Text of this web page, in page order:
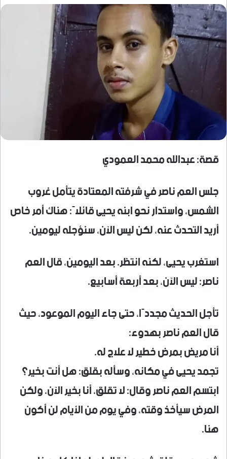
قصة: عبدالله محمد العمودي
جلس العم ناصر في شرفته المعتادة يتأمل غروب
الشمس، واستدار نحو ابنه يحيى قائلاً: هناك أمر خاص
أريد التحدث عنه، لكن ليس الآن، سنؤجله ليومين.
استغرب يحيى، لكنه انتظر. بعد اليومين، قال العم
ناصر: ليس الآن، بعد أربعة أسابيع.
تأجل الحديث مجددًا، حتى جاء اليوم الموعود، حيث
قال العم ناصر بهدوء:
أنا مريض بمرض خطير لا علاج له.
تجمد يحيى في مكانه، وسأله بقلق: هل أنت بخير؟
ابتسم العم ناصر وقال: لا تقلق، أنا بخير الآن، ولكن
المرض سيأخذ وقته، وفي يوم من الأيام لن أكون
هنا.